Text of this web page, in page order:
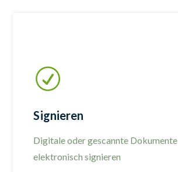
Signieren
Digitale oder gescannte Dokumente
elektronisch signieren